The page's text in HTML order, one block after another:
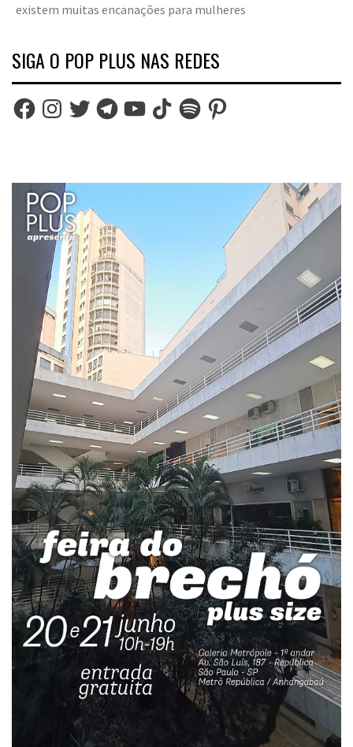
existem muitas encanações para mulheres
SIGA O POP PLUS NAS REDES
FacebookInstagram
TwitterTelegramYouTubeTikTokSpotifyPinterest